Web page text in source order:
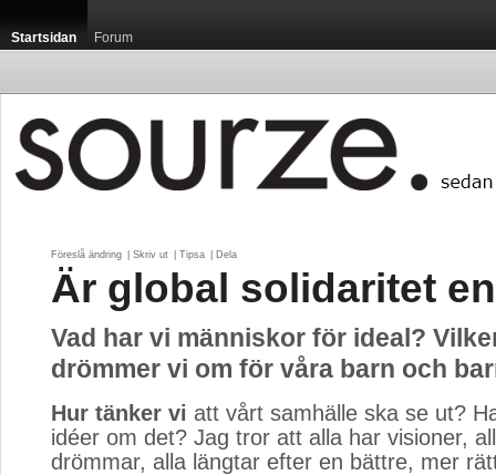
Startsidan Forum
Föreslå ändring Skriv ut Tipsa Dela
Är global solidaritet
Vad har vi människor för ideal?
drömmer vi om för våra barn och
Hur tänker vi att vårt samhälle ska se ut?
idéer om det? Jag tror att alla har visioner,
drömmar, alla längtar efter en bättre, mer